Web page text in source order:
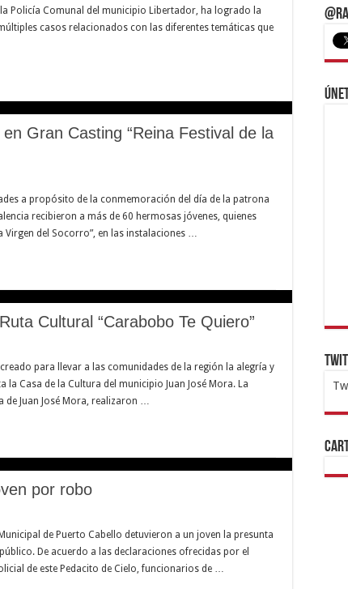
Policía Comunal del municipio Libertador, ha logrado la
casos relacionados con las diferentes temáticas que
Gran Casting “Reina Festival de la
a propósito de la conmemoración del día de la patrona
recibieron a más de 60 hermosas jóvenes, quienes
Virgen del Socorro”, en las instalaciones …
Cultural “Carabobo Te Quiero”
para llevar a las comunidades de la región la alegría y
Casa de la Cultura del municipio Juan José Mora. La
Juan José Mora, realizaron …
por robo
de Puerto Cabello detuvieron a un joven la presunta
De acuerdo a las declaraciones ofrecidas por el
de este Pedacito de Cielo, funcionarios de …